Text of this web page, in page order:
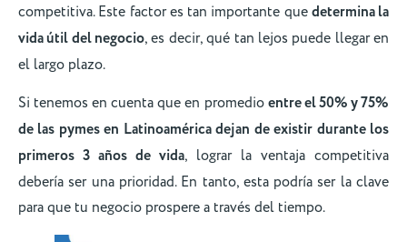
competitiva. Este factor es tan importante quedetermina la
vida útil del negocio, es decir, qué tan lejos puede llegar en
el largo plazo.
Si tenemos en cuenta que en promedioentre el 50% y 75%
de las pymes en Latinoamérica dejan de existir durante los
primeros 3 años de vida, lograr la ventaja competitiva
debería ser una prioridad. En tanto, esta podría ser la clave
para que tu negocio prospere a través del tiempo.